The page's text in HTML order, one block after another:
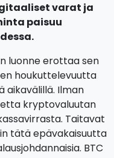
varat ja
paisuu
luonne erottaa sen
houkuttelevuutta
aikavälillä. Ilman
kryptovaluutan
Taitavat
tätä epävakaisuutta
BTC